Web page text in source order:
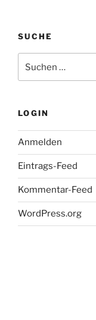
SUCHE
nach:
LOGIN
Anmelden
Eintrags-Feed
Kommentar-Feed
WordPress.org